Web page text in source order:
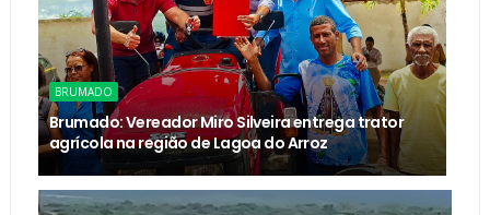
BRUMADO
Brumado: Vereador Miro Silveira entrega trator
agrícola na região de Lagoa do Arroz